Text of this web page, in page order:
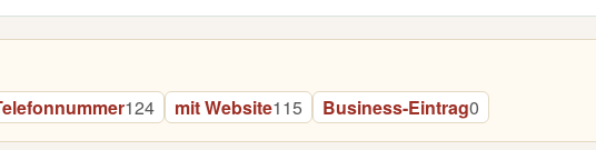
124 mit Website115 Business-Eintrag0